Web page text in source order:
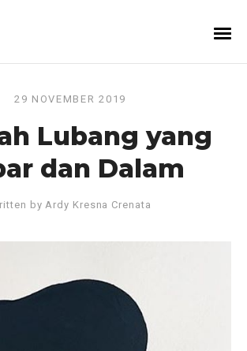
29 NOVEMBER 2019
Lubang yang
dan Dalam
byArdy Kresna Crenata